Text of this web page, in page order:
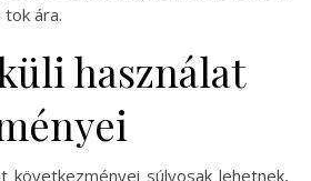
ára.
használat
következményei súlyosak lehetnek,